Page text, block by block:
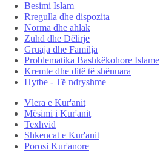
Besimi Islam
Rregulla dhe dispozita
Norma dhe ahlak
Zuhd dhe Dëlirje
Gruaja dhe Familja
Problematika Bashkëkohore Islame
Kremte dhe ditë të shënuara
Hytbe - Të ndryshme
Vlera e Kur'anit
Mësimi i Kur'anit
Texhvid
Shkencat e Kur'anit
Porosi Kur'anore